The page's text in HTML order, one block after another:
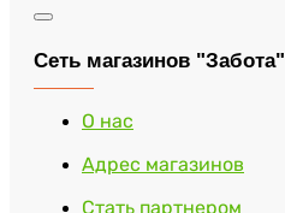
Сеть магазинов "Забота"
О нас
Адрес магазинов
Стать партнером